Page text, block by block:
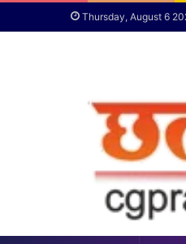
Thursday, August 6